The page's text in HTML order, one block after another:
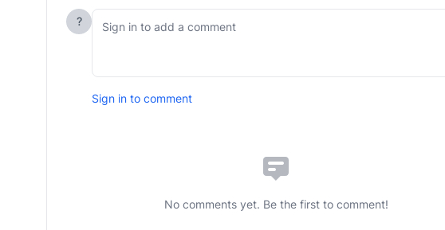
?
Sign in to comment
No comments yet. Be the first to comment!